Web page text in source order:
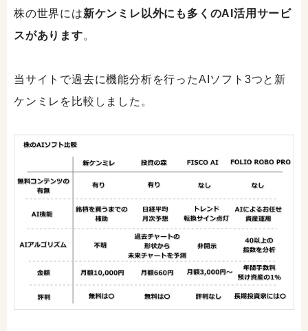
株の世界には新ケンミレ以外にも多くのAI活用サービ
スがあります。
当サイトで過去に機能分析を行ったAIソフト3つと新
ケンミレを比較しました。